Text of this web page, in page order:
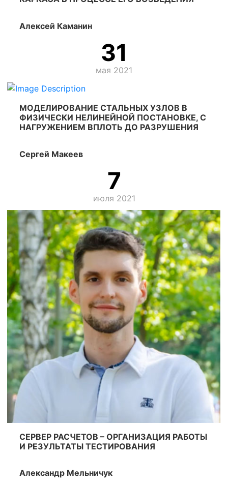
Алексей Каманин
31
мая 2021
МОДЕЛИРОВАНИЕ СТАЛЬНЫХ УЗЛОВ В
ФИЗИЧЕСКИ НЕЛИНЕЙНОЙ ПОСТАНОВКЕ, С
НАГРУЖЕНИЕМ ВПЛОТЬ ДО РАЗРУШЕНИЯ
Сергей Макеев
7
июля 2021
СЕРВЕР РАСЧЕТОВ – ОРГАНИЗАЦИЯ РАБОТЫ
И РЕЗУЛЬТАТЫ ТЕСТИРОВАНИЯ
Александр Мельничук